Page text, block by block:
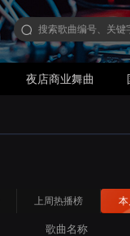
夜店商业舞曲
上周热播榜 本
歌曲名称